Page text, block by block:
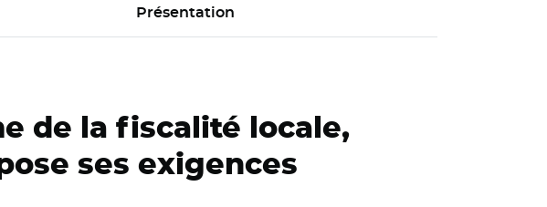
Présentation
de la fiscalité locale,
ses exigences